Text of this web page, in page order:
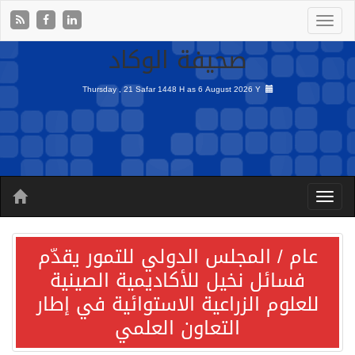
صحيفة الوكاد
Thursday , 21 Safar 1448 H as6 August 2026 Y
عام / المجلس الدولي للتمور يقدّم
فسائل نخيل للأكاديمية الصينية
للعلوم الزراعية الاستوائية في إطار
التعاون العلمي